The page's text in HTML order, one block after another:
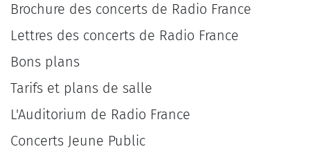
Brochure des concerts de Radio France
Lettres des concerts de Radio France
Bons plans
Tarifs et plans de salle
L'Auditorium de Radio France
Concerts Jeune Public